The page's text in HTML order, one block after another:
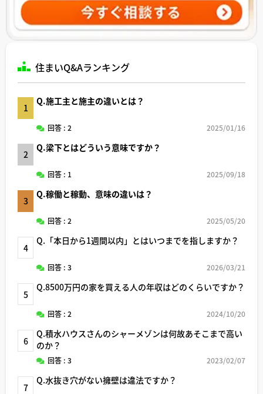
住まいQ&Aランキング
1
Q.施工主と施主の違いとは？
回答 : 2 2025/01/16
2
Q.梁下とはどういう意味ですか？
回答 : 1 2025/09/18
3
Q.稼働と稼動、意味の違いは？
回答 : 2 2025/05/20
4
Q.「本日から1週間以内」とはいつまでを指しますか？
回答 : 3 2026/03/21
5
Q.8500万円の家を買える人の年収はどのくらいですか？
回答 : 2 2024/10/20
6
Q.積水ハウスさんのシャーメゾンは何故あそこまで高い
のか？
回答 : 3 2023/02/07
7
Q.水抜き穴がない擁壁は違法ですか？